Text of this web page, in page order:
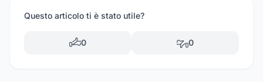
Questo articolo ti è stato utile?
0 0